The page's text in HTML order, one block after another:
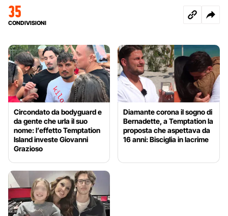
35
CONDIVISIONI
Circondato da bodyguard e
da gente che urla il suo
nome: l’effetto Temptation
Island investe Giovanni
Grazioso
Diamante corona il sogno di
Bernadette, a Temptation la
proposta che aspettava da
16 anni: Bisciglia in lacrime